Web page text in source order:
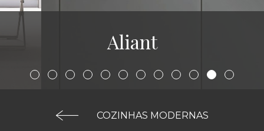
Aliant
COZINHAS MODERNAS